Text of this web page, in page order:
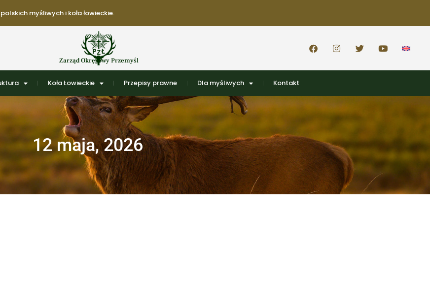
myśliwych i koła łowieckie.
Zarząd Okręgowy Przemyśl
Koła Łowieckie Przepisy prawne Dla myśliwych Kontakt
12 maja, 2026